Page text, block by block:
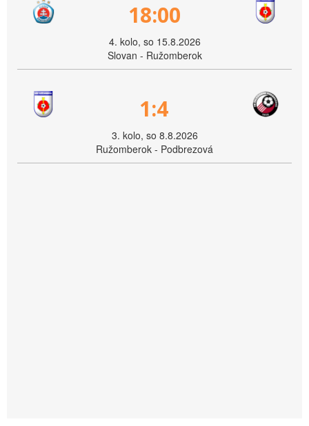
18:00
4. kolo, so 15.8.2026
Slovan - Ružomberok
1:4
3. kolo, so 8.8.2026
Ružomberok - Podbrezová